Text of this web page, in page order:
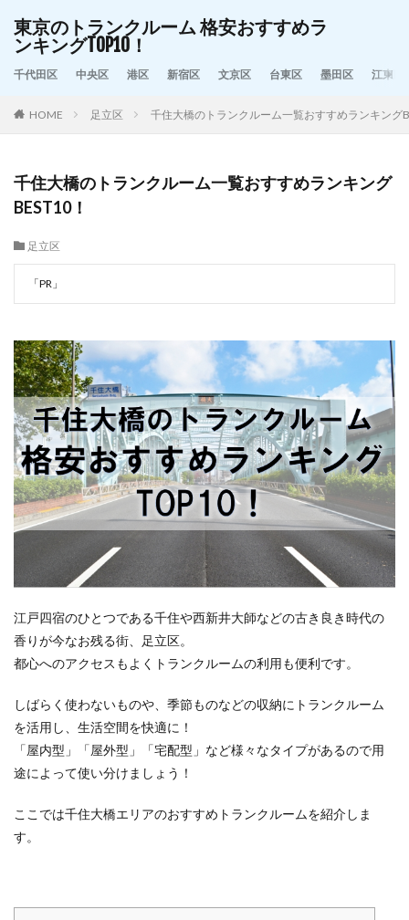
東京のトランクルーム 格安おすすめラ
ンキングTOP10！
千代田区 中央区 港区 新宿区 文京区 台東区 墨田区 江東区
HOME 足立区 千住大橋のトランクルーム一覧おすすめランキング
千住大橋のトランクルーム一覧おすすめランキング
BEST10！
足立区
「PR」
江戸四宿のひとつである千住や西新井大師などの古き良き時代の
香りが今なお残る街、足立区。
都心へのアクセスもよくトランクルームの利用も便利です。
しばらく使わないものや、季節ものなどの収納にトランクルーム
を活用し、生活空間を快適に！
「屋内型」「屋外型」「宅配型」など様々なタイプがあるので用
途によって使い分けましょう！
ここでは千住大橋エリアのおすすめトランクルームを紹介しま
す。